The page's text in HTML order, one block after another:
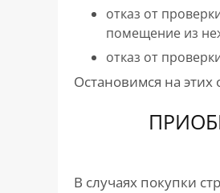
отказ от
помещение из
отказ от
Остановимся на
В случаях покупки